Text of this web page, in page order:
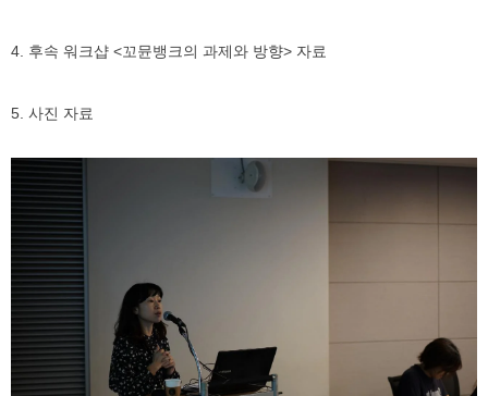
4. 후속 워크샵 <꼬뮨뱅크의 과제와 방향> 자료
5. 사진 자료